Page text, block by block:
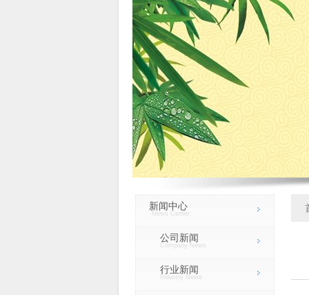
新闻中心
News Center
公司新闻
Company News
行业新闻
Industry News